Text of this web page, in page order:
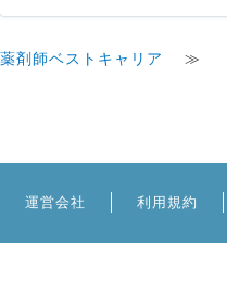
薬剤師ベストキャリア ≫
運営会社 利用規約